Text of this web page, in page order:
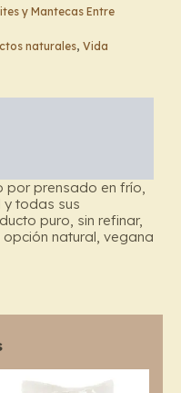
y Mantecas Entre
naturales, Vida
por prensado en frío,
y todas sus
puro, sin refinar,
natural, vegana